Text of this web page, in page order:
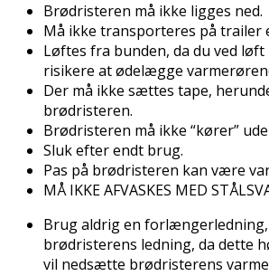
Brødristeren må ikke ligges ned.
Må ikke transporteres på trailer
Løftes fra bunden, da du ved løft
risikere at ødelægge
Der må ikke sættes tape,
brødristeren.
Brødristeren må ikke “kører”
Sluk efter endt brug.
Pas på brødristeren kan være
MÅ IKKE AFVASKES MED
Brug aldrig en
brødristerens ledning, da dette
vil nedsætte brødristerens